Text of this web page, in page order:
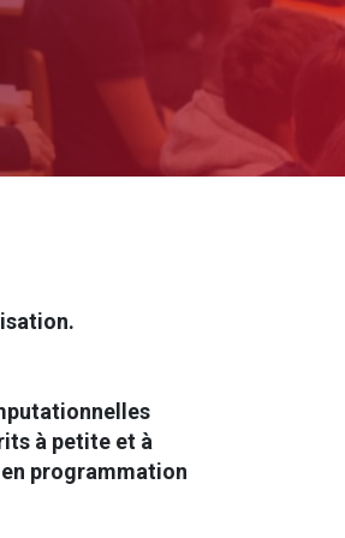
à petite et à
programmation